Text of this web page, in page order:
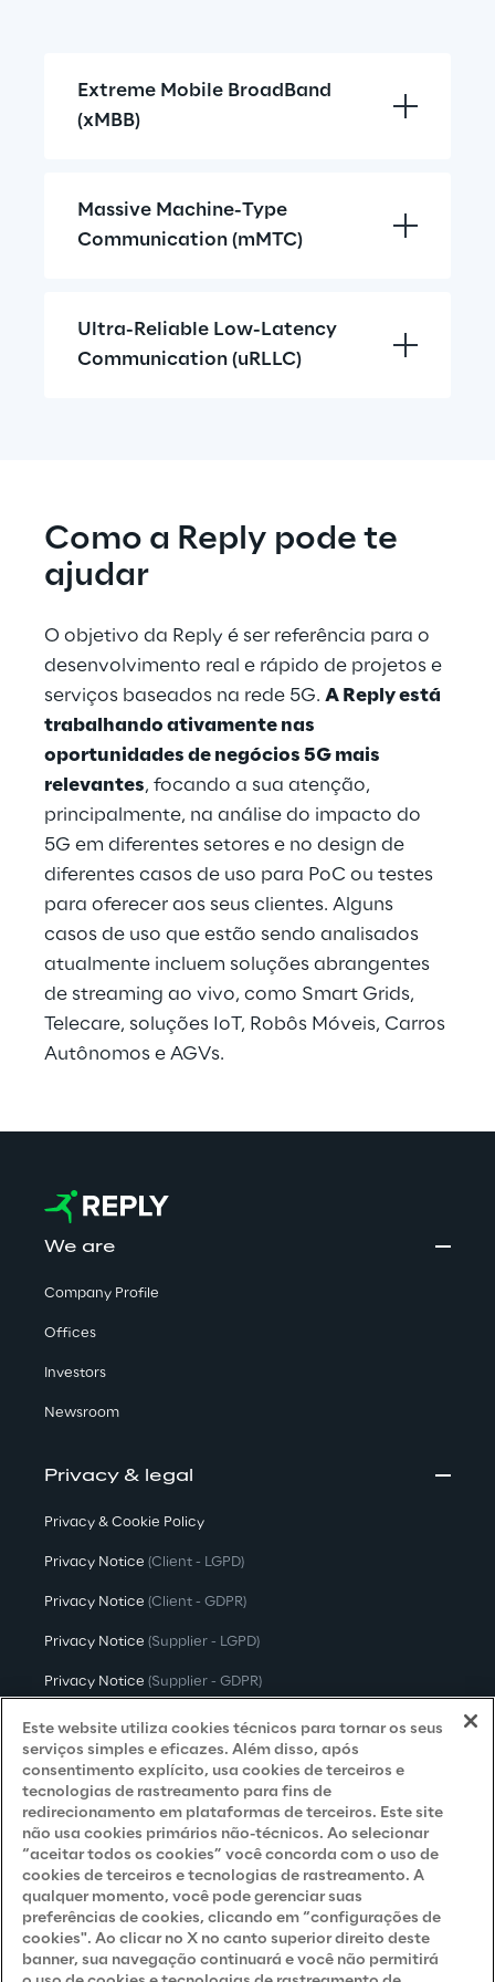
Extreme Mobile BroadBand
(xMBB)
Massive Machine-Type
Communication (mMTC)
Ultra-Reliable Low-Latency
Communication (uRLLC)
Como a Reply pode te
ajudar
O objetivo da Reply é ser referência para o
desenvolvimento real e rápido de projetos e
serviços baseados na rede 5G. A Reply está
trabalhando ativamente nas
oportunidades de negócios 5G mais
relevantes, focando a sua atenção,
principalmente, na análise do impacto do
5G em diferentes setores e no design de
diferentes casos de uso para PoC ou testes
para oferecer aos seus clientes. Alguns
casos de uso que estão sendo analisados
atualmente incluem soluções abrangentes
de streaming ao vivo, como Smart Grids,
Telecare, soluções IoT, Robôs Móveis, Carros
Autônomos e AGVs.
We are
Company Profile
Offices
Investors
Newsroom
Privacy & legal
Privacy & Cookie Policy
Privacy Notice (Client - LGPD)
Privacy Notice (Client - GDPR)
Privacy Notice (Supplier - LGPD)
Privacy Notice (Supplier - GDPR)
Privacy Notice (Candidate - LGPD)
Privacy Notice (Candidate - GDPR)
Privacy Notice(Marketing)
Accessibility Statement
Careers
Contacts
Este website utiliza cookies técnicos para tornar os seus
serviços simples e eficazes. Além disso, após
consentimento explícito, usa cookies de terceiros e
tecnologias de rastreamento para fins de
redirecionamento em plataformas de terceiros. Este site
não usa cookies primários não-técnicos. Ao selecionar
“aceitar todos os cookies” você concorda com o uso de
cookies de terceiros e tecnologias de rastreamento. A
qualquer momento, você pode gerenciar suas
preferências de cookies, clicando em “configurações de
cookies". Ao clicar no X no canto superior direito deste
banner, sua navegação continuará e você não permitirá